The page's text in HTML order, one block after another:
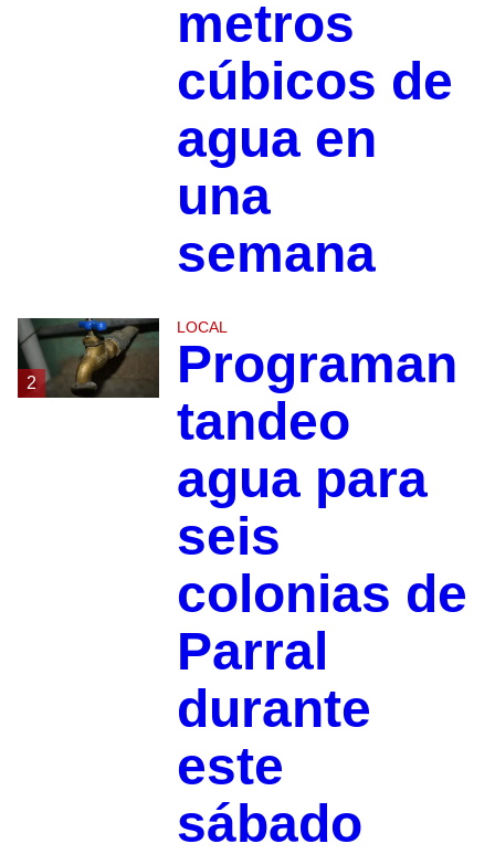
metros
cúbicos de
agua en
una
semana
2
LOCAL
Programan
tandeo
agua para
seis
colonias de
Parral
durante
este
sábado